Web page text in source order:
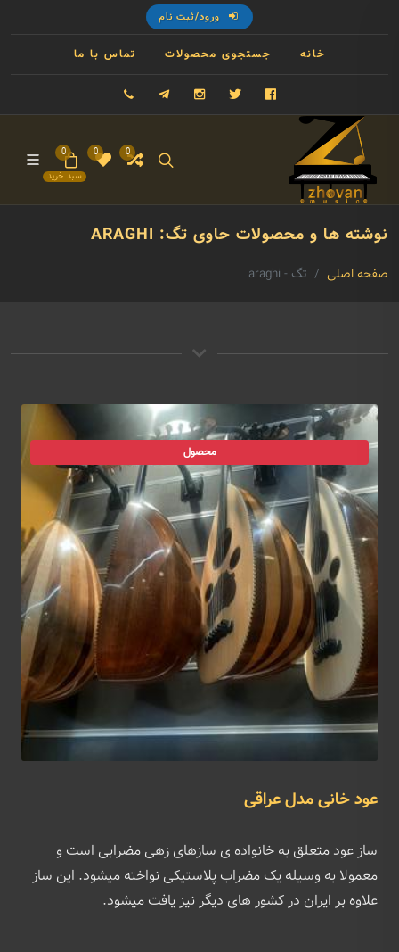
ورود/ثبت نام
خانه جستجوی محصولات تماس با ما
فیسبوک توییتر اینستاگرام تلگرام
0
0
سبد خرید
0
نوشته ها و محصولات حاوی تگ: ARAGHI
صفحه اصلی تگ - araghi
محصول
عود خانی مدل عراقی
ساز عود متعلق به خانواده ی سازهای زهی مضرابی است و
معمولا به وسیله یک مضراب پلاستیکی نواخته میشود. این ساز
علاوه بر ایران در کشور های دیگر نیز یافت میشود.